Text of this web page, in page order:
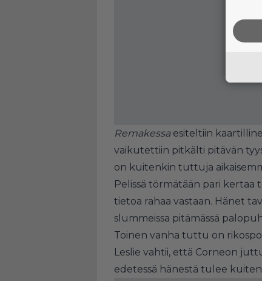
Remakessa esiteltiin
vaikutettiin pitkälti pitävän
on kuitenkin tuttuja
Pelissä törmätään pari kertaa
tietoa rahaa vastaan. Hänet
slummeissa pitämässä
Toinen vanha tuttu on
Leslie vahtii, että Corneon
edetessä hänestä tulee